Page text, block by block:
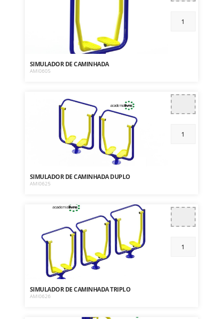
SIMULADOR DE CAMINHADA
AMI0605
SIMULADOR DE CAMINHADA DUPLO
AMI0625
SIMULADOR DE CAMINHADA TRIPLO
AMI0626